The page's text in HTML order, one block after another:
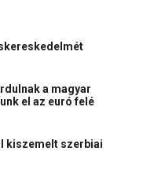
a magyar
el az euró felé
kiszemelt szerbiai